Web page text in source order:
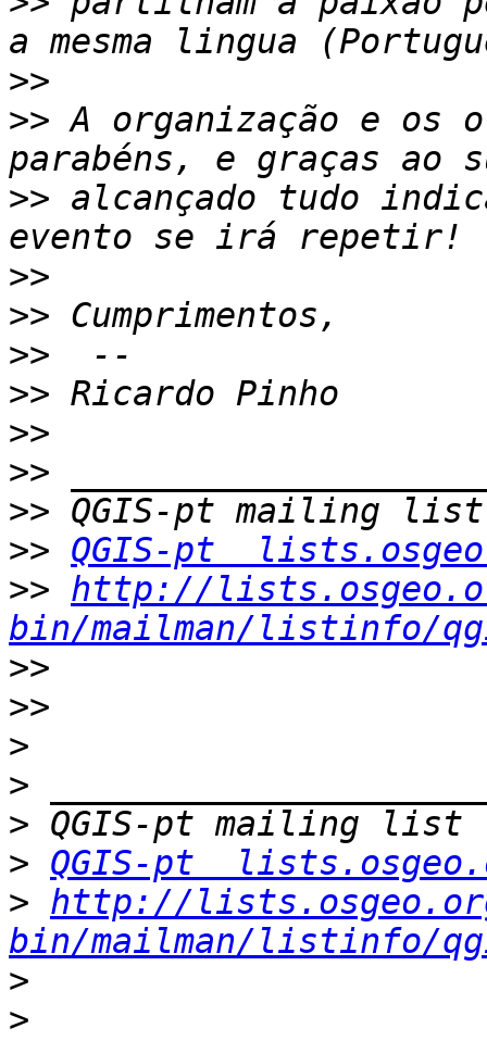
>>
>> A organização e os
>> alcançado tudo
>>
>>
>>
>>
>>
>>
>>
>> QGIS-pt
>> http://
bin/mailman/listinfo/
>>
>>
>
>
>
> QGIS-pt
> http://
bin/mailman/listinfo/
>
>